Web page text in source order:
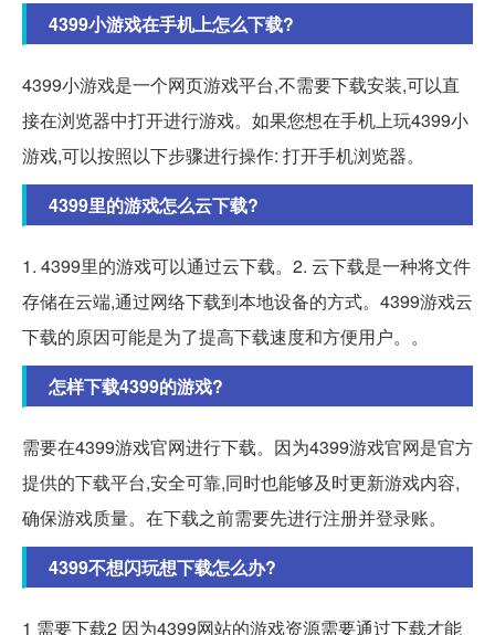
4399小游戏在手机上怎么下载?
4399小游戏是一个网页游戏平台,不需要下载安装,可以直
接在浏览器中打开进行游戏。如果您想在手机上玩4399小
游戏,可以按照以下步骤进行操作: 打开手机浏览器。
4399里的游戏怎么云下载?
1. 4399里的游戏可以通过云下载。2. 云下载是一种将文件
存储在云端,通过网络下载到本地设备的方式。4399游戏云
下载的原因可能是为了提高下载速度和方便用户。。
怎样下载4399的游戏?
需要在4399游戏官网进行下载。因为4399游戏官网是官方
提供的下载平台,安全可靠,同时也能够及时更新游戏内容,
确保游戏质量。在下载之前需要先进行注册并登录账。
4399不想闪玩想下载怎么办?
1 需要下载2 因为4399网站的游戏资源需要通过下载才能